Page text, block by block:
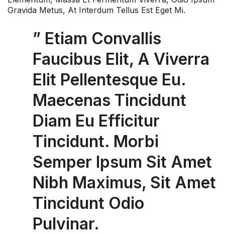
Gravida Metus, At Interdum Tellus Est Eget Mi.
” Etiam Convallis
Faucibus Elit, A Viverra
Elit Pellentesque Eu.
Maecenas Tincidunt
Diam Eu Efficitur
Tincidunt. Morbi
Semper Ipsum Sit Amet
Nibh Maximus, Sit Amet
Tincidunt Odio
Pulvinar.